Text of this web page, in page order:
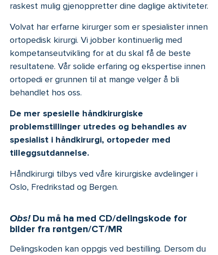
raskest mulig gjenoppretter dine daglige aktiviteter.
Volvat har erfarne kirurger som er spesialister innen
ortopedisk kirurgi. Vi jobber kontinuerlig med
kompetanseutvikling for at du skal få de beste
resultatene. Vår solide erfaring og ekspertise innen
ortopedi er grunnen til at mange velger å bli
behandlet hos oss.
De mer spesielle håndkirurgiske
problemstillinger utredes og behandles av
spesialist i håndkirurgi, ortopeder med
tilleggsutdannelse.
Håndkirurgi tilbys ved våre kirurgiske avdelinger i
Oslo, Fredrikstad og Bergen.
Obs!Du må ha med CD/delingskode for
bilder fra røntgen/CT/MR
Delingskoden kan oppgis ved bestilling. Dersom du